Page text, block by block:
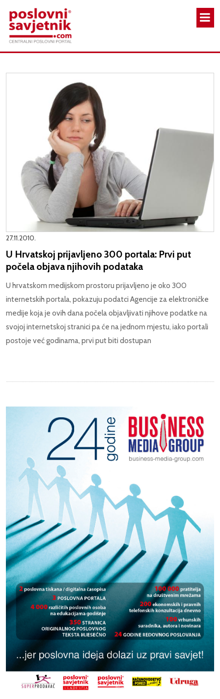
27.11.2010.
U Hrvatskoj prijavljeno 300 portala: Prvi put
počela objava njihovih podataka
U hrvatskom medijskom prostoru prijavljeno je oko 300
internetskih portala, pokazuju podatci Agencije za elektroničke
medije koja je ovih dana počela objavljivati njihove podatke na
svojoj internetskoj stranici pa će na jednom mjestu, iako portali
postoje već godinama, prvi put biti dostupan